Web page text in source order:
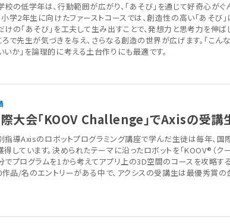
校の低学年は、行動範囲が広がり、「あそび」を通じて好奇心が
小学2年生に向けたファーストコースでは、創造性の高い「あそび
けの「あそび」を工夫して生み出すことで、発想力と思考力を伸ば
ろで先生が気づきを与え、さらなる創造の世界が広げます。「こん
いか」を論理的に考える土台作りにも最適です。
大会「KOOV Challenge」でAxisの受講
指導Axisのロボットプログラミング講座で学んだ生徒は毎年、国
得しています。決められたテーマに沿ったロボットを「KOOV®（ク
でプログラムを1から考えてアプリ上の3D空間のコースを攻略
品/名のエントリーがある中で、アクシスの受講生は最優秀賞の